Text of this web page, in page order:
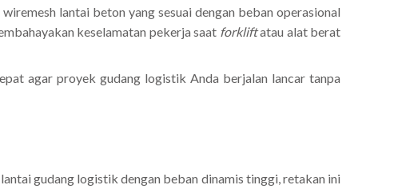
lantai beton yang sesuai dengan beban operasional
keselamatan pekerja saat forkliftatau alat berat
agar proyek gudang logistik Anda berjalan lancar tanpa
lantai gudang logistik dengan beban dinamis tinggi, retakan ini